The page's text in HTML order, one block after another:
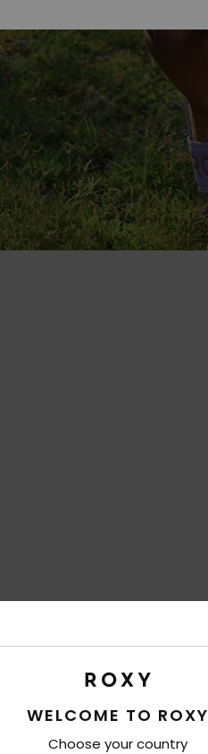
WELCOME TO ROXY
Choose your country